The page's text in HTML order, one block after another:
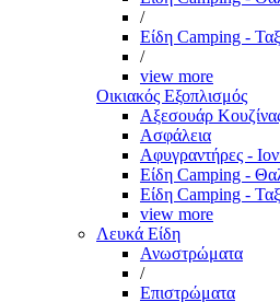
/
Είδη Camping -
/
view more
Οικιακός Εξοπλισμός
Αξεσουάρ
Ασφάλεια
Αφυγραντήρες -
Είδη Camping -
Είδη Camping -
view more
Λευκά Είδη
Ανωστρώματα
/
Επιστρώματα